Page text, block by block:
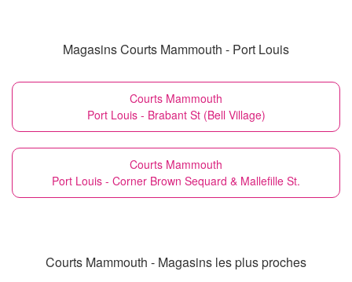
Magasins Courts Mammouth - Port Louis
Courts Mammouth
Port Louis - Brabant St (Bell Village)
Courts Mammouth
Port Louis - Corner Brown Sequard & Mallefille St.
Courts Mammouth - Magasins les plus proches